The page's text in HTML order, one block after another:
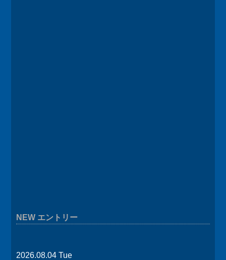
NEW エントリー
2026.08.04 Tue